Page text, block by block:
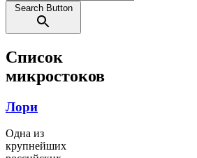
Search Button
Список
микростоков
Лори
Одна из
крупнейших